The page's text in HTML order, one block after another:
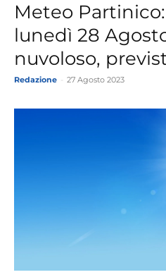
Meteo
lunedì 28
nuvoloso,
Redazione 27 Agosto 2023